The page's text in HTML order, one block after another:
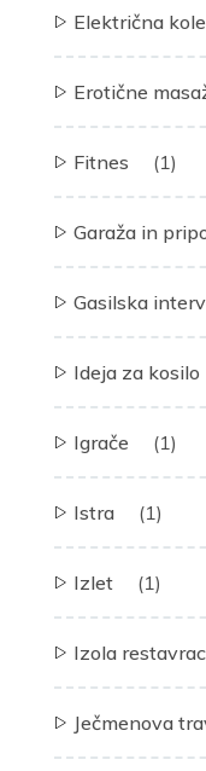
Električna
Erotične
Fitnes (1)
Garaža in
Gasilska
Ideja za kosilo
Igrače (1)
Istra (1)
Izlet (1)
Izola
Ječmenova